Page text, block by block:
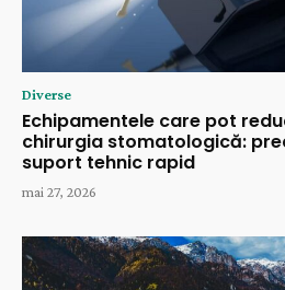
Diverse
Echipamentele care pot
chirurgia stomatologică:
suport tehnic rapid
mai 27, 2026